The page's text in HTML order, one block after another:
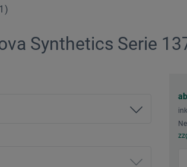
1)
Synthetics Serie
ab